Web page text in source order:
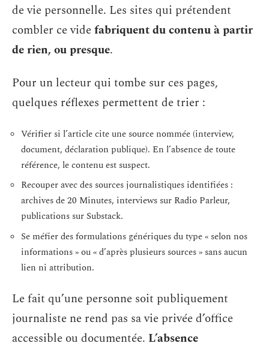
de vie personnelle. Les sites qui prétendent
combler ce videfabriquent du contenu à partir
de rien, ou presque.
Pour un lecteur qui tombe sur ces pages,
quelques réflexes permettent de trier :
Vérifier si l’article cite une source nommée (interview,
document, déclaration publique). En l’absence de toute
référence, le contenu est suspect.
Recouper avec des sources journalistiques identifiées :
archives de 20 Minutes, interviews sur Radio Parleur,
publications sur Substack.
Se méfier des formulations génériques du type « selon nos
informations » ou « d’après plusieurs sources » sans aucun
lien ni attribution.
Le fait qu’une personne soit publiquement
journaliste ne rend pas sa vie privée d’office
accessible ou documentée. L’absence